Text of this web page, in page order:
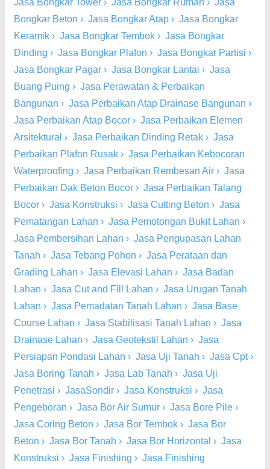
Jasa Bongkar Tower › Jasa Bongkar Rumah › Jasa
Bongkar Beton › Jasa Bongkar Atap › Jasa Bongkar
Keramik › Jasa Bongkar Tembok › Jasa Bongkar
Dinding › Jasa Bongkar Plafon › Jasa Bongkar Partisi ›
Jasa Bongkar Pagar › Jasa Bongkar Lantai › Jasa
Buang Puing › Jasa Perawatan & Perbaikan
Bangunan › Jasa Perbaikan Atap Drainase Bangunan ›
Jasa Perbaikan Atap Bocor › Jasa Perbaikan Elemen
Arsitektural › Jasa Perbaikan Dinding Retak › Jasa
Perbaikan Plafon Rusak › Jasa Perbaikan Kebocoran
Waterproofing › Jasa Perbaikan Rembesan Air › Jasa
Perbaikan Dak Beton Bocor › Jasa Perbaikan Talang
Bocor › Jasa Konstruksi › Jasa Cutting Beton › Jasa
Pematangan Lahan › Jasa Pemotongan Bukit Lahan ›
Jasa Pembersihan Lahan › Jasa Pengupasan Lahan
Tanah › Jasa Tebang Pohon › Jasa Perataan dan
Grading Lahan › Jasa Elevasi Lahan › Jasa Badan
Lahan › Jasa Cut and Fill Lahan › Jasa Urugan Tanah
Lahan › Jasa Pemadatan Tanah Lahan › Jasa Base
Course Lahan › Jasa Stabilisasi Tanah Lahan › Jasa
Drainase Lahan › Jasa Geotekstil Lahan › Jasa
Persiapan Pondasi Lahan › Jasa Uji Tanah › Jasa Cpt›
Jasa Boring Tanah › Jasa Lab Tanah › Jasa Uji
Penetrasi › JasaSondir › Jasa Konstruksi › Jasa
Pengeboran › Jasa Bor Air Sumur › Jasa Bore Pile ›
Jasa Coring Beton › Jasa Bor Tembok › Jasa Bor
Beton › Jasa Bor Tanah › Jasa Bor Horizontal › Jasa
Konstruksi › Jasa Finishing › Jasa Finishing